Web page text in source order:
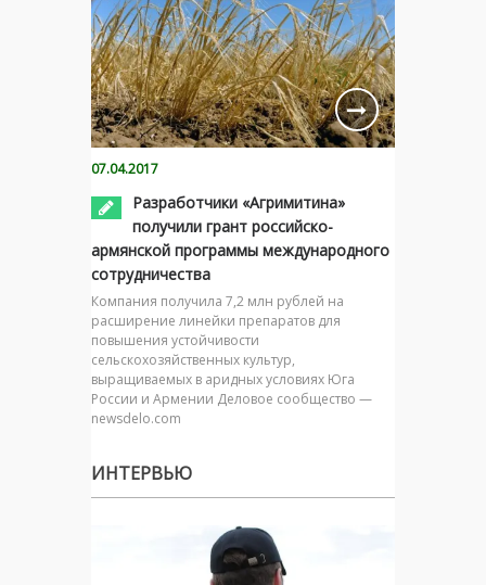
07.04.2017
Разработчики «Агримитина»
получили грант российско-
армянской программы международного
сотрудничества
Компания получила 7,2 млн рублей на
расширение линейки препаратов для
повышения устойчивости
сельскохозяйственных культур,
выращиваемых в аридных условиях Юга
России и Армении Деловое сообщество —
newsdelo.com
ИНТЕРВЬЮ